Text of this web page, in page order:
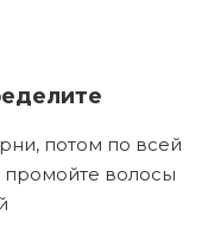
потом по всей
волосы